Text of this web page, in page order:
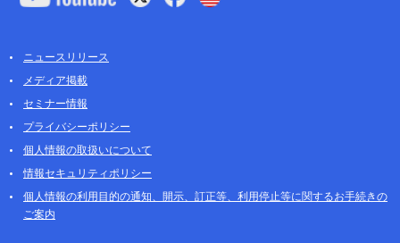
ニュースリリース
メディア掲載
セミナー情報
プライバシーポリシー
個人情報の取扱いについて
情報セキュリティポリシー
個人情報の利用目的の通知、開示、訂正等、利用停止等に関するお手続きの
ご案内